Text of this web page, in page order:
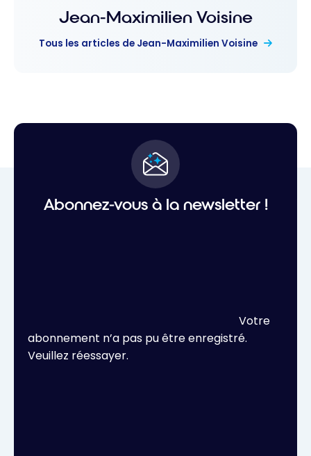
Jean-Maximilien Voisine
Tous les articles de Jean-Maximilien Voisine
Abonnez-vous à la newsletter !
Votre
abonnement n’a pas pu être enregistré.
Veuillez réessayer.